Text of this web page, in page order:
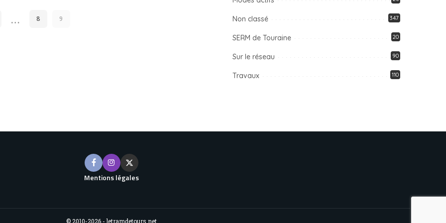
… 8 9 Non classé 347
SERM de Touraine 20
Sur le réseau 90
Travaux 110
Mentions légales
© 2010-2026 - letramdetours.net